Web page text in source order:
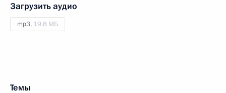
Загрузить аудио
mp3, 19.8 МБ
Темы